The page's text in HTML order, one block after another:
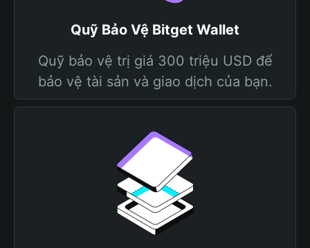
Quỹ Bảo Vệ Bitget Wallet
Quỹ bảo vệ trị giá 300 triệu USD để
bảo vệ tài sản và giao dịch của bạn.